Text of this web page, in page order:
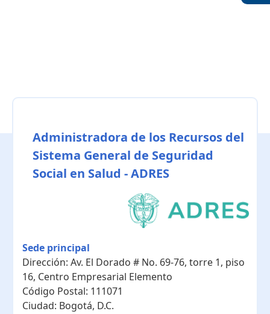
Administradora de los Recursos del
Sistema General de Seguridad
Social en Salud - ADRES
Sede principal
Dirección: Av. El Dorado # No. 69-76, torre 1, piso
16, Centro Empresarial Elemento
Código Postal: 111071
Ciudad: Bogotá, D.C.